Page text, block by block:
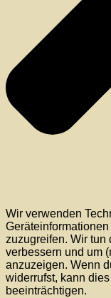
Wir verwenden
zuzugreifen. Wir tun
verbessern und um
anzuzeigen. Wenn
widerrufst, kann
beeinträchtigen.